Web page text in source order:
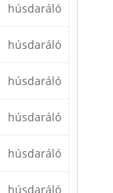
húsdaráló
húsdaráló
húsdaráló
húsdaráló
húsdaráló
húsdaráló